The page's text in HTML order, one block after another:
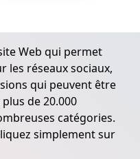
Web qui permet
les réseaux sociaux,
qui peuvent être
de 20.000
catégories.
simplement sur